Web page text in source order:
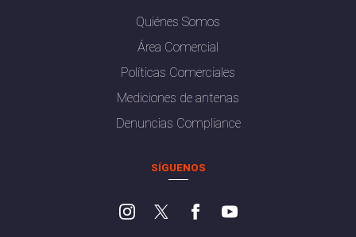
Quiénes Somos
Área Comercial
Políticas Comerciales
Mediciones de antenas
Denuncias Compliance
SÍGUENOS